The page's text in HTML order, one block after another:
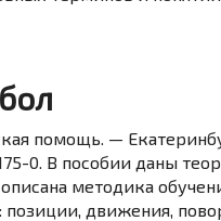
помощь. —
0. В пособии даны
описана методика
движения,